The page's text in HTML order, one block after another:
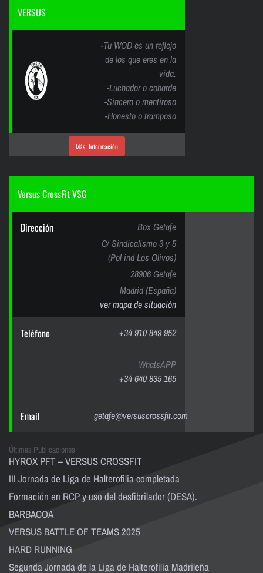
VERSUS
-Tu WOD es un reflejo
de los que eres en la
vida.
-Luchador o cobarde
-Sincero o mentiroso
-Honesto o tramposo
Más Información
Versus CrossFit VSG
Dirección
Box Getafe
C/ Sindicalismo 3 y 5
(Pol ind Los Olivos)
28906 Getafe
Madrid (España)
ver mapa de situación
Teléfono +34 910 849 952
WhatsAPP
+34 640 835 165
Email getafe@versuscrossfit.com
Últimas Publicaciones
HYROX PFT – VERSUS CROSSFIT
III Jornada de Liga de Halterofilia completada
Formación en RCP y uso del desfibrilador (DESA).
BARBACOA
VERSUS BATTLE OF TEAMS 2025
HARD RUNNING
Segunda Jornada de la Liga de Halterofilia Madrileña